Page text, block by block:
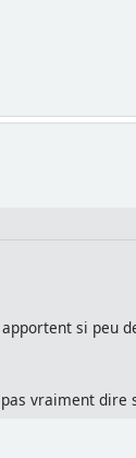
si peu
vraiment dire